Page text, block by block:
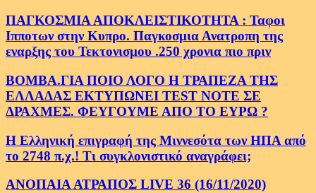
ΠΑΓΚΟΣΜΙΑ ΑΠΟΚΛΕΙΣΤΙΚΟΤΗΤΑ : Ταφοι
Ιπποτων στην Κυπρο. Παγκοσμια Ανατροπη της
εναρξης του Τεκτονισμου .250 χρονια πιο πριν
ΒΟΜΒΑ.ΓΙΑ ΠΟΙΟ ΛΟΓΟ Η ΤΡΑΠΕΖΑ ΤΗΣ
ΕΛΛΑΔΑΣ ΕΚΤΥΠΩΝΕΙ TEST NOTE ΣΕ
ΔΡΑΧΜΕΣ. ΦΕΥΓΟΥΜΕ ΑΠΟ ΤΟ ΕΥΡΩ ?
Η Ελληνική επιγραφή της Μιννεσότα των ΗΠΑ από
το 2748 π.χ.! Τι συγκλονιστικό αναγράφει;
ΑΝΟΠΑΙΑ ΑΤΡΑΠΟΣ LIVE 36 (16/11/2020)